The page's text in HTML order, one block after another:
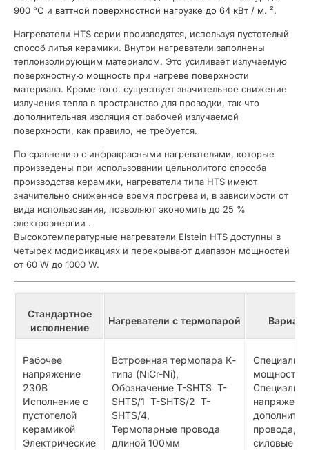
900 °C и ваттной поверхностной нагрузке до 64 кВт / м. ².
Нагреватели HTS серии производятся, используя пустотелый
способ литья керамики. Внутри нагреватели заполнены
теплоизолирующим материалом. Это усиливает излучаемую
поверхностную мощность при нагреве поверхности
материала. Кроме того, существует значительное снижение
излучения тепла в пространство для проводки, так что
дополнительная изоляция от рабочей излучаемой
поверхности, как правило, не требуется.
По сравнению с инфракрасными нагревателями, которые
произведены при использовании цельнолитого способа
производства керамики, нагреватели типа HTS имеют
значительно сниженное время прогрева и, в зависимости от
вида использования, позволяют экономить до 25 %
электроэнергии .
Высокотемпературные нагреватели Elstein HTS доступны в
четырех модификациях и перекрывают диапазон мощностей
от 60 W до 1000 W.
Стандартное
исполнение
Нагреватели с термопарой
Рабочее
напряжение
230В
Исполнение с
пустотелой
керамикой
Электрические
Встроенная термопара К-
типа (NiCr-Ni),
Обозначение T-SHTS T-
SHTS/1 T-SHTS/2 T-
SHTS/4,
Термопарные провода
длиной 100мм
мощности,
провода,
силовые